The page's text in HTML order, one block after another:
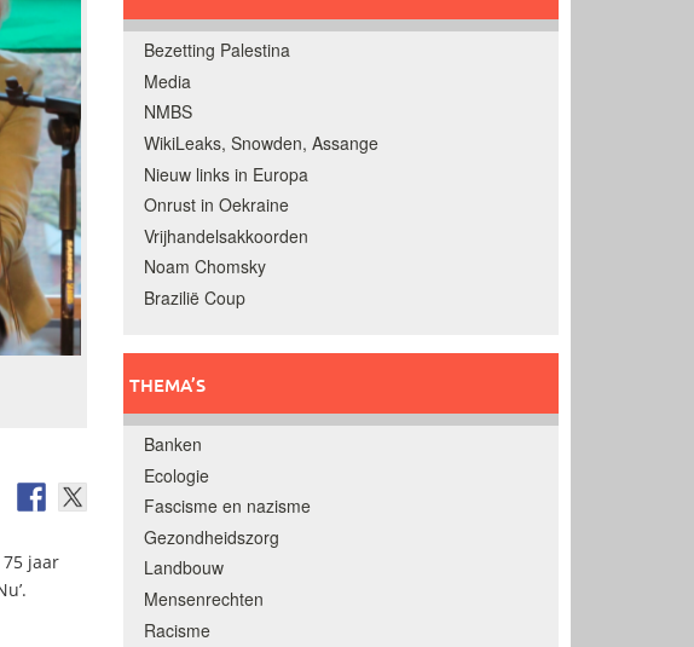
jaar
Bezetting Palestina
Media
NMBS
WikiLeaks, Snowden, Assange
Nieuw links in Europa
Onrust in Oekraine
Vrijhandelsakkoorden
Noam Chomsky
Brazilië Coup
THEMA’S
Banken
Ecologie
Fascisme en nazisme
Gezondheidszorg
Landbouw
Mensenrechten
Racisme